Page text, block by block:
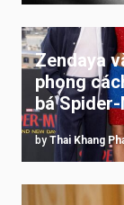
Zendaya
phong
bá
by Thai Khang